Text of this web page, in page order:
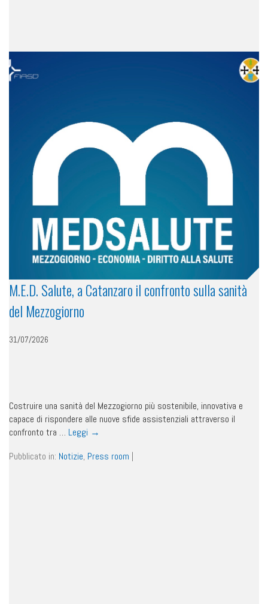
M.E.D. Salute, a Catanzaro il confronto sulla sanità
del Mezzogiorno
31/07/2026
Costruire una sanità del Mezzogiorno più sostenibile, innovativa e
capace di rispondere alle nuove sfide assistenziali attraverso il
confronto tra … Leggi →
Pubblicato in: Notizie, Press room |